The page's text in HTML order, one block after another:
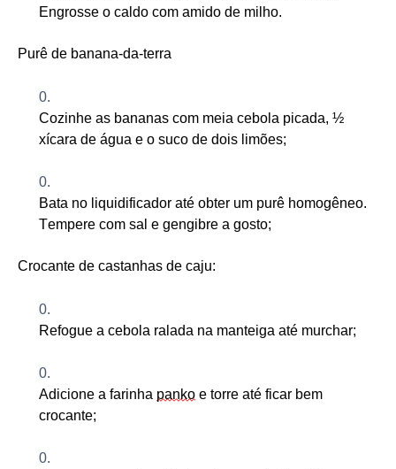
Engrosse o caldo com amido de milho.
Purê de banana-da-terra
Cozinhe as bananas com meia cebola picada, ½
xícara de água e o suco de dois limões;
Bata no liquidificador até obter um purê homogêneo.
Tempere com sal e gengibre a gosto;
Crocante de castanhas de caju:
Refogue a cebola ralada na manteiga até murchar;
Adicione a farinha panko e torre até ficar bem
crocante;